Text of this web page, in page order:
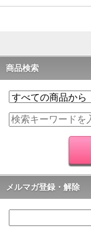
商品検索
メルマガ登録・解除